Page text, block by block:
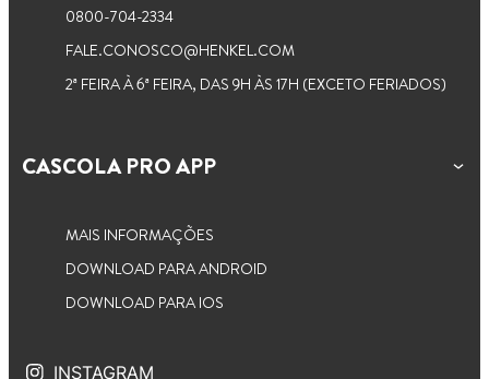
0800-704-2334
FALE.CONOSCO@HENKEL.COM
2ª FEIRA À 6ª FEIRA, DAS 9H ÀS 17H (EXCETO FERIADOS)
CASCOLA PRO APP
MAIS INFORMAÇÕES
DOWNLOAD PARA ANDROID
DOWNLOAD PARA IOS
INSTAGRAM